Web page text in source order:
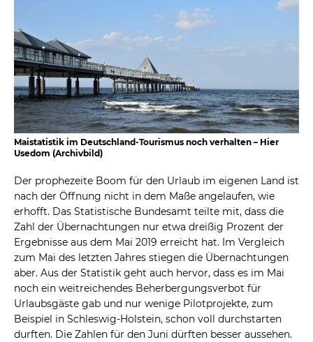
Maistatistik im Deutschland-Tourismus noch verhalten – Hier
Usedom (Archivbild)
Der prophezeite Boom für den Urlaub im eigenen Land ist
nach der Öffnung nicht in dem Maße angelaufen, wie
erhofft. Das Statistische Bundesamt teilte mit, dass die
Zahl der Übernachtungen nur etwa dreißig Prozent der
Ergebnisse aus dem Mai 2019 erreicht hat. Im Vergleich
zum Mai des letzten Jahres stiegen die Übernachtungen
aber. Aus der Statistik geht auch hervor, dass es im Mai
noch ein weitreichendes Beherbergungsverbot für
Urlaubsgäste gab und nur wenige Pilotprojekte, zum
Beispiel in Schleswig-Holstein, schon voll durchstarten
durften. Die Zahlen für den Juni dürften besser aussehen.